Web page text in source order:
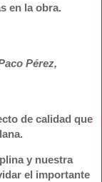
en la obra.
Pérez,
de calidad que
.
y nuestra
el importante